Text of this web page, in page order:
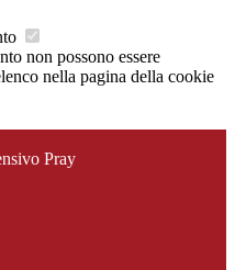
non possono essere
nella pagina della cookie
Pray